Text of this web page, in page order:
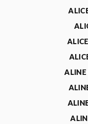
ALINE